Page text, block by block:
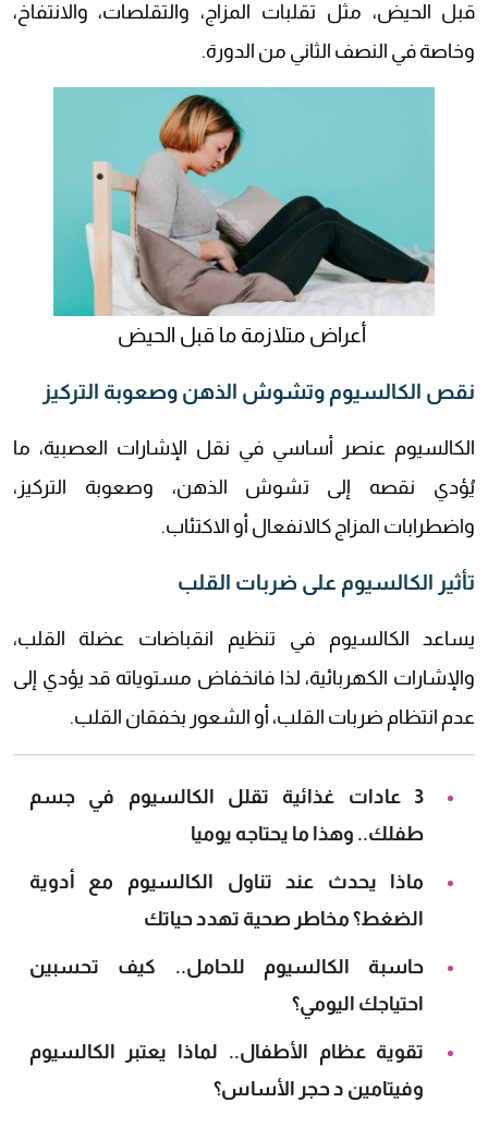
قبل الحيض، مثل تقلبات المزاج، والتقلصات، والانتفاخ،
وخاصة في النصف الثاني من الدورة.
أعراض متلازمة ما قبل الحيض
نقص الكالسيوم وتشوش الذهن وصعوبة التركيز
الكالسيوم عنصر أساسي في نقل الإشارات العصبية، ما
يُؤدي نقصه إلى تشوش الذهن، وصعوبة التركيز،
واضطرابات المزاج كالانفعال أو الاكتئاب.
تأثير الكالسيوم على ضربات القلب
يساعد الكالسيوم في تنظيم انقباضات عضلة القلب،
والإشارات الكهربائية، لذا فانخفاض مستوياته قد يؤدي إلى
عدم انتظام ضربات القلب، أو الشعور بخفقان القلب.
3 عادات غذائية تقلل الكالسيوم في جسم
طفلك.. وهذا ما يحتاجه يوميا
ماذا يحدث عند تناول الكالسيوم مع أدوية
الضغط؟ مخاطر صحية تهدد حياتك
حاسبة الكالسيوم للحامل.. كيف تحسبين
احتياجك اليومي؟
تقوية عظام الأطفال.. لماذا يعتبر الكالسيوم
وفيتامين د حجر الأساس؟